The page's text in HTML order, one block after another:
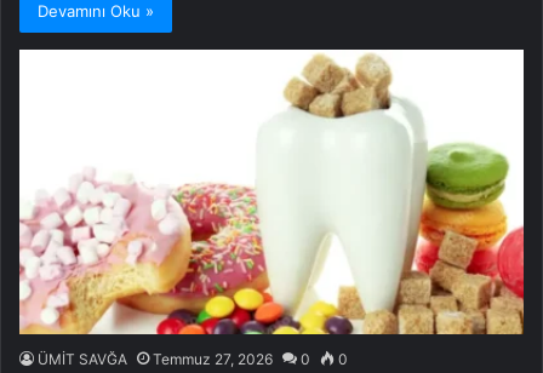
Devamını Oku »
ÜMİT SAVĞA Temmuz 27, 2026 0 0